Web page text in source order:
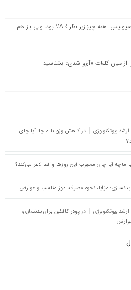
هافبک اخراجی پرسپولیس: همه چیز زیر نظر VAR بود، ولی باز هم
از میان کلمات «آرزو شدی» بشناسید
بیوتکنولوژی در کاهش وزن با ماچا؛ آیا چای
آیا چای محبوب این روزها واقعا لاغر می‌کند؟
بدنسازی؛ مزایا، نحوه مصرف، دوز مناسب و عوارض
بیوتکنولوژی در پودر کافئین برای بدنسازی؛